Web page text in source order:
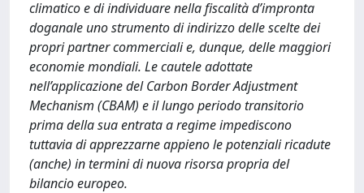
climatico e di individuare nella fiscalità d’impronta
doganale uno strumento di indirizzo delle scelte dei
propri partner commerciali e, dunque, delle maggiori
economie mondiali. Le cautele adottate
nell’applicazione del Carbon Border Adjustment
Mechanism (CBAM) e il lungo periodo transitorio
prima della sua entrata a regime impediscono
tuttavia di apprezzarne appieno le potenziali ricadute
(anche) in termini di nuova risorsa propria del
bilancio europeo.